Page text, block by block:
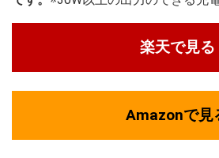
楽天で見る
Amazonで見